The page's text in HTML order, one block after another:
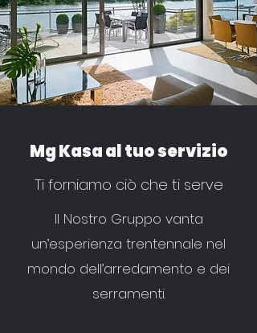
Mg Kasa al tuo servizio
Ti forniamo ciò che ti serve
Il Nostro Gruppo vanta
un’esperienza trentennale nel
mondo dell’arredamento e dei
serramenti.